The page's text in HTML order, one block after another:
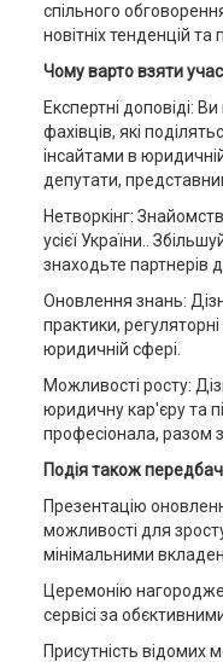
спільного
новітніх тенденцій та
Чому варто взяти
Експертні доповіді:
фахівців, які
інсайтами в
депутати,
Нетворкінг:
усієї України..
знаходьте партнерів
Оновлення знань:
практики, регуляторні
юридичній сфері.
Можливості росту:
юридичну кар'єру та
професіонала, разом
Подія також
Презентацію
можливості для
мінімальними
Церемонію
сервісі за
Присутність відомих